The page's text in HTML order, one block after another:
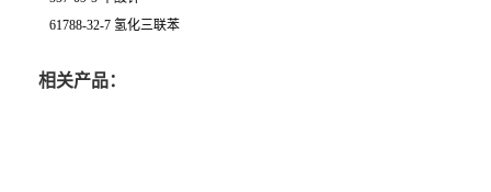
61788-32-7 氢化三联苯
相关产品：